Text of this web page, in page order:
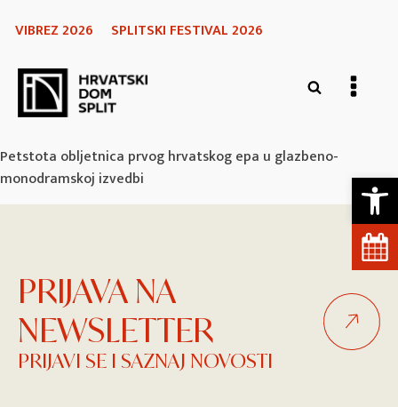
VIBREZ 2026 SPLITSKI FESTIVAL 2026
Petstota obljetnica prvog hrvatskog epa u glazbeno-
monodramskoj izvedbi
PRIJAVA NA
NEWSLETTER
PRIJAVI SE I SAZNAJ NOVOSTI